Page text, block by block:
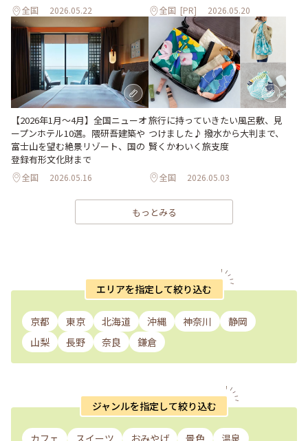
全国 2026.05.22 全国 [PR] 2026.05.20
【2026年1月～4月】全国ニューオ
ープンホテル10選。隈研吾建築や
富士山を望む絶景リゾート、国の
登録有形文化財まで
全国 2026.05.16
旅行に持っていきたい風呂敷、見
つけました♪ 撥水から大判まで、
賢くかわいく旅支度
全国 2026.05.03
もっとみる
エリアを指定して絞り込む
京都 東京 北海道 沖縄 神奈川
静岡
山梨
長野 奈良 鎌倉
ジャンルを指定して絞り込む